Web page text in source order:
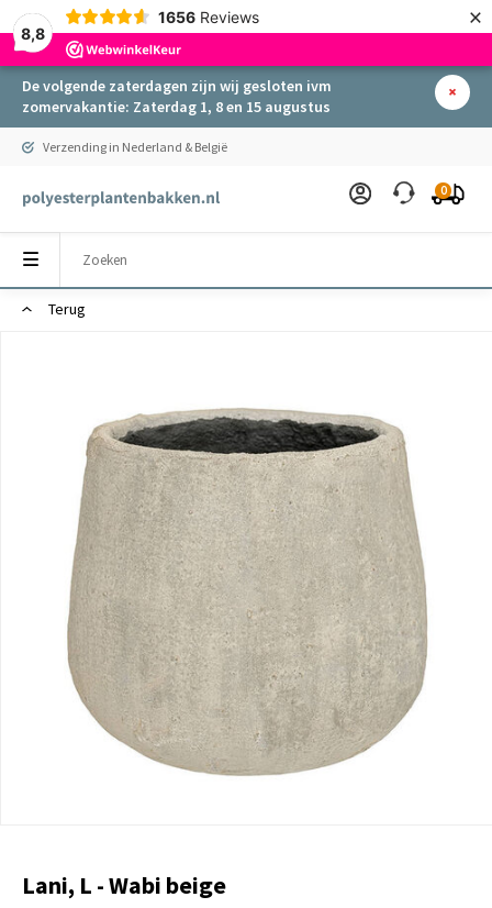
8,8
1656 Reviews ×
De volgende zaterdagen zijn wij gesloten ivm
zomervakantie: Zaterdag 1, 8 en 15 augustus
Verzending in Nederland & België
0
Terug
Lani, L - Wabi beige